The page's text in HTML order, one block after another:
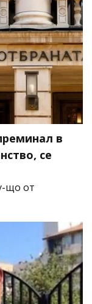
в
се
що от